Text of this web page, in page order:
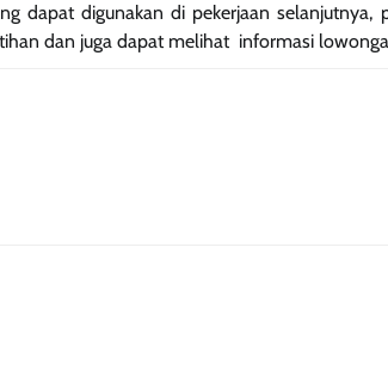
dapat digunakan di pekerjaan selanjutnya,
dan juga dapat melihat informasi